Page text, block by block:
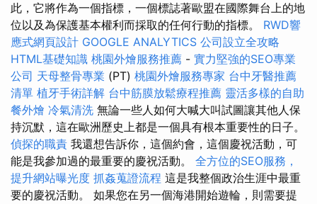
此，它將作為一個指標，一個標誌著歐盟在國際舞台上的地
位以及為保護基本權利而採取的任何行動的指標。 RWD響
應式網頁設計 GOOGLE ANALYTICS 公司設立全攻略
HTML基礎知識 桃園外燴服務推薦 - 實力堅強的SEO專業
公司 天母整骨專業 (PT) 桃園外燴服務專家 台中牙醫推薦
清單 植牙手術詳解 台中筋膜放鬆療程推薦 靈活多樣的自助
餐外燴 冷氣清洗 無論一些人如何大喊大叫試圖讓其他人保
持沉默，這在歐洲歷史上都是一個具有根本重要性的日子。
偵探的職責 我還想告訴你，這個約會，這個慶祝活動，可
能是我參加過的最重要的慶祝活動。 全方位的SEO服務，
提升網站曝光度 抓姦蒐證流程 這是我整個政治生涯中最重
要的慶祝活動。 如果您在另一個海港開始遊輪，則需要提